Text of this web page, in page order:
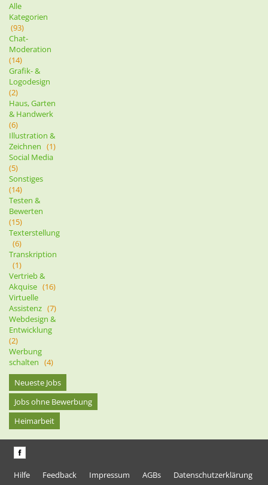
Alle
Kategorien
(93)
Chat-
Moderation
(14)
Grafik- &
Logodesign
(2)
Haus, Garten
& Handwerk
(6)
Illustration &
Zeichnen (1)
Social Media
(5)
Sonstiges
(14)
Testen &
Bewerten
(15)
Texterstellung
(6)
Transkription
(1)
Vertrieb &
Akquise (16)
Virtuelle
Assistenz (7)
Webdesign &
Entwicklung
(2)
Werbung
schalten (4)
Neueste Jobs
Jobs ohne Bewerbung
Heimarbeit
Hilfe Feedback Impressum AGBs
Datenschutzerklärung